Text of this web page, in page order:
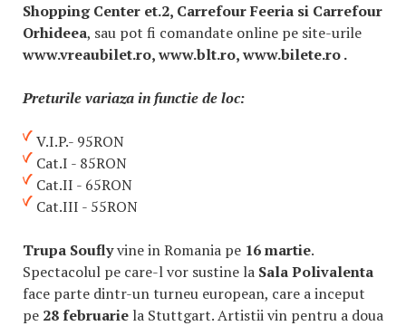
Shopping Center et.2, Carrefour Feeria si Carrefour
Orhideea, sau pot fi comandate online pe site-urile
www.vreaubilet.ro, www.blt.ro, www.bilete.ro .
Preturile variaza in functie de loc:
V.I.P.- 95RON
Cat.I - 85RON
Cat.II - 65RON
Cat.III - 55RON
Trupa Souflyvine in Romania pe 16 martie.
Spectacolul pe care-l vor sustine la Sala Polivalenta
face parte dintr-un turneu european, care a inceput
pe 28 februarie la Stuttgart. Artistii vin pentru a doua